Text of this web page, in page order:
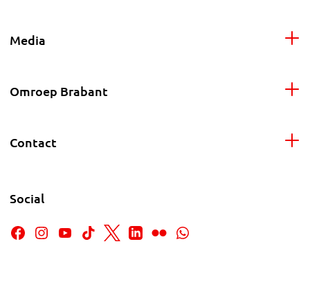
Media
Omroep Brabant
Contact
Social